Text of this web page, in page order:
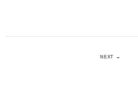
NEXT →